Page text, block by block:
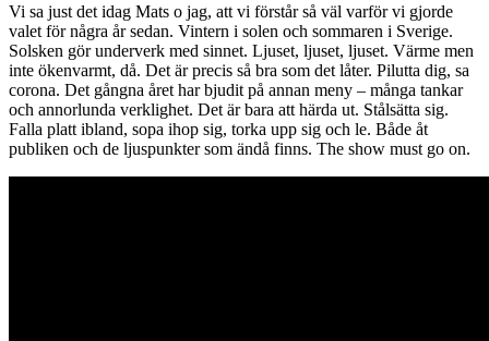
Vi sa just det idag Mats o jag, att vi förstår så väl varför vi gjorde
valet för några år sedan. Vintern i solen och sommaren i Sverige.
Solsken gör underverk med sinnet. Ljuset, ljuset, ljuset. Värme men
inte ökenvarmt, då. Det är precis så bra som det låter. Pilutta dig, sa
corona. Det gångna året har bjudit på annan meny – många tankar
och annorlunda verklighet. Det är bara att härda ut. Stålsätta sig.
Falla platt ibland, sopa ihop sig, torka upp sig och le. Både åt
publiken och de ljuspunkter som ändå finns. The show must go on.